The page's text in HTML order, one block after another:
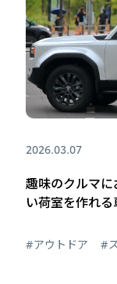
2026.03.07
趣味のクルマ
い荷室を作れ
#アウトドア #